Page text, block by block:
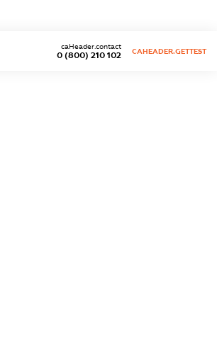
0 (800) 210 102
caHeader.contact
CAHEADER.GETTEST